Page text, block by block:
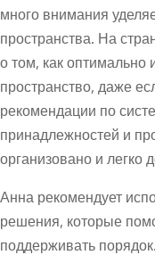
много внимания
пространства. На
о том, как оптимально
пространство, даже
рекомендации по
принадлежностей и
организовано и легко
Анна рекомендует
решения, которые
поддерживать